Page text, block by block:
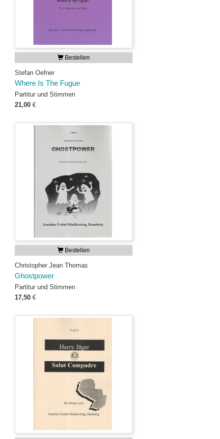
Bestellen
Stefan Oefner
Where Is The Fugue
Partitur und Stimmen
21,00 €
Bestellen
Christopher Jean Thomas
Ghostpower
Partitur und Stimmen
17,50 €